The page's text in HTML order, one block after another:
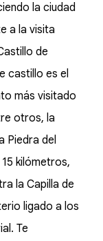
la ciudad
a la visita
de
castillo es el
más visitado
otros, la
Piedra del
kilómetros,
la Capilla de
ligado a los
Te